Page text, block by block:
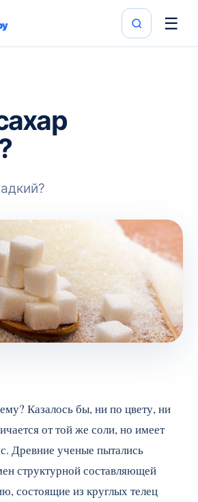
☰
Казалось бы, ни по цвету, ни
от той же соли, но имеет
Древние ученые пытались
структурной составляющей
состоящие из круглых телец